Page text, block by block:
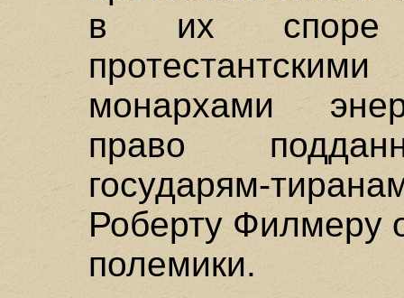
в их споре
монархами
право
государям-
Роберту Филмеру
полемики.